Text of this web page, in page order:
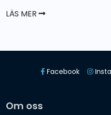
LÄS MER
Facebook
Om oss